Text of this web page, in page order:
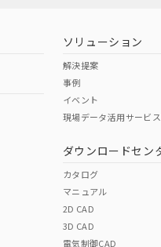
（日本
（
その
ソリューション
解決提案
事例
イベント
現場データ活用サービ
ダウンロードセン
カタログ
マニュアル
2D CAD
3D CAD
電気制御CAD